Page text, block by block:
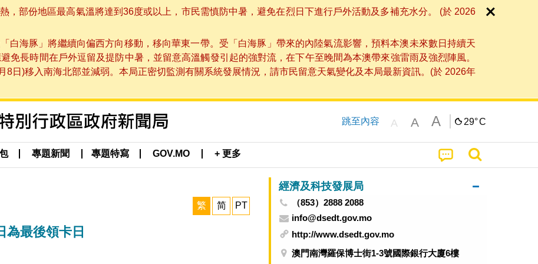
，部份地區最高氣溫將達到36度或以上，市民需慎防中暑，避免在烈日下進行戶外活動及多補充水分。 (於 2026
白海豚」將繼續向偏西方向移動，移向華東一帶。受「白海豚」帶來的內陸氣流影響，預料本澳未來數日持續天
免長時間在戶外逗留及提防中暑，並留意高溫觸發引起的強對流，在下午至晚間為本澳帶來強雷雨及強烈陣風。
8日)移入南海北部並減弱。本局正密切監測有關系統發展情況，請市民留意天氣變化及本局最新資訊。(於 2026年
跳至內容 A A A 29°C
專題新聞 專題特寫 GOV.MO + 更多
繁 简 PT
為最後領卡日
經濟及科技發展局
（853）2888 2088
info@dsedt.gov.mo
http://www.dsedt.gov.mo
澳門南灣羅保博士街1-3號國際銀行大廈6樓